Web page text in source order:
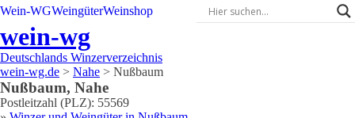
Wein-WGWeingüterWeinshop
wein-wg
Deutschlands Winzerverzeichnis
wein-wg.de > Nahe > Nußbaum
Nußbaum, Nahe
Postleitzahl (PLZ): 55569